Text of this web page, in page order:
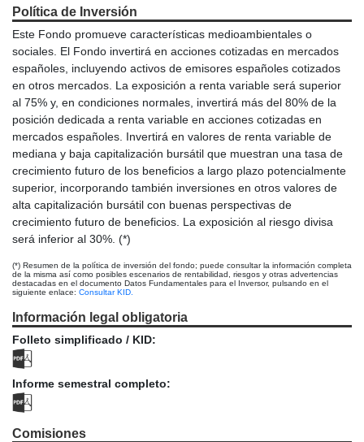
Política de Inversión
Este Fondo promueve características medioambientales o
sociales. El Fondo invertirá en acciones cotizadas en mercados
españoles, incluyendo activos de emisores españoles cotizados
en otros mercados. La exposición a renta variable será superior
al 75% y, en condiciones normales, invertirá más del 80% de la
posición dedicada a renta variable en acciones cotizadas en
mercados españoles. Invertirá en valores de renta variable de
mediana y baja capitalización bursátil que muestran una tasa de
crecimiento futuro de los beneficios a largo plazo potencialmente
superior, incorporando también inversiones en otros valores de
alta capitalización bursátil con buenas perspectivas de
crecimiento futuro de beneficios. La exposición al riesgo divisa
será inferior al 30%. (*)
(*) Resumen de la política de inversión del fondo; puede consultar la información completa
de la misma así como posibles escenarios de rentabilidad, riesgos y otras advertencias
destacadas en el documento Datos Fundamentales para el Inversor, pulsando en el
siguiente enlace: Consultar KID.
Información legal obligatoria
Folleto simplificado / KID:
Informe semestral completo:
Comisiones